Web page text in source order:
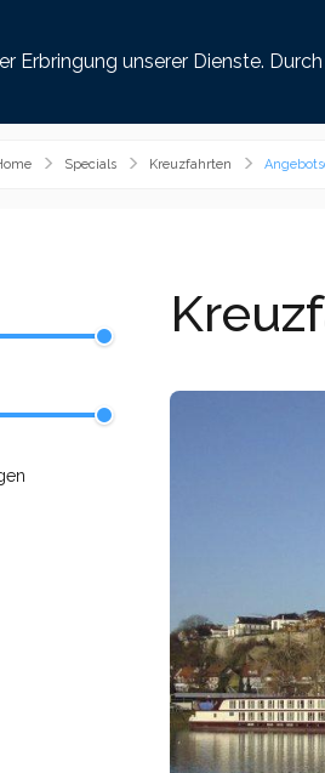
Erbringung unserer Dienste.
Reiseziele Griechenland
Specials Kreuzfahrten